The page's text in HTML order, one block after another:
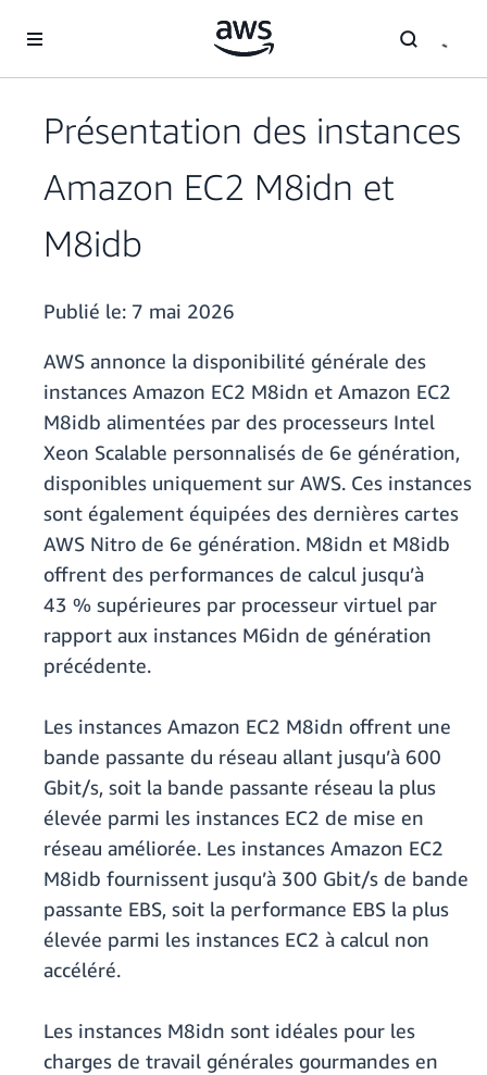
Présentation des instances
Amazon EC2 M8idn et
M8idb
Publié le: 7 mai 2026
AWS annonce la disponibilité générale des
instances Amazon EC2 M8idn et Amazon EC2
M8idb alimentées par des processeurs Intel
Xeon Scalable personnalisés de 6e génération,
disponibles uniquement sur AWS. Ces instances
sont également équipées des dernières cartes
AWS Nitro de 6e génération. M8idn et M8idb
offrent des performances de calcul jusqu’à
43 % supérieures par processeur virtuel par
rapport aux instances M6idn de génération
précédente.
Les instances Amazon EC2 M8idn offrent une
bande passante du réseau allant jusqu’à 600
Gbit/s, soit la bande passante réseau la plus
élevée parmi les instances EC2 de mise en
réseau améliorée. Les instances Amazon EC2
M8idb fournissent jusqu’à 300 Gbit/s de bande
passante EBS, soit la performance EBS la plus
élevée parmi les instances EC2 à calcul non
accéléré.
Les instances M8idn sont idéales pour les
charges de travail générales gourmandes en